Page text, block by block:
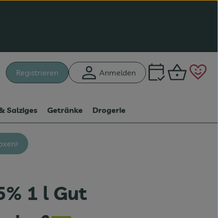
Registrieren Anmelden
Salziges Getränke Drogerie
1 l Gut